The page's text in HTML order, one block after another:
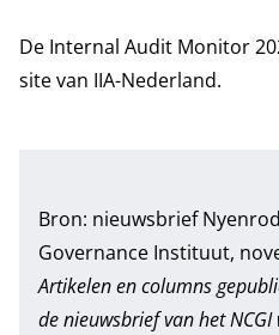
De Internal Audit Monitor
site van IIA-Nederland.
Bron: nieuwsbrief
Governance Instituut,
Artikelen en columns
de nieuwsbrief van het